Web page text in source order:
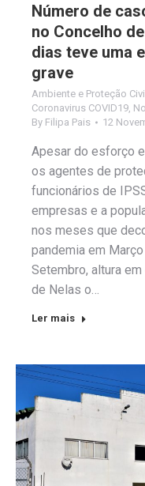
Número de
no Concelho
dias teve uma
grave
Ambiente e Proteção
Coronavirus COVID19
By Filipa Pais 12
Apesar do esforço
os agentes de
funcionários de
empresas e a
nos meses que
pandemia em
Setembro, altura
de Nelas o…
Ler mais